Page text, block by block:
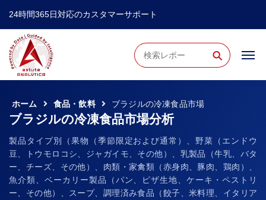
24時間365日対応のカスタマーサポート
⚲
ホーム 食品・飲料 ブラジルの冷凍食品市場
ブラジルの冷凍食品市場分析
製品タイプ別（果物（季節限定および通常）、野菜（エンドウ
豆、トウモロコシ、ジャガイモ、その他）、乳製品（牛乳、バタ
ー、チーズ、その他）、肉類・家禽類（赤身肉、豚肉、鶏肉）、
魚介類、ベーカリー製品（パン、ピザ生地、ケーキ・ペストリ
ー、その他）、スープ、調理済み食品（餃子、米料理、イタリア